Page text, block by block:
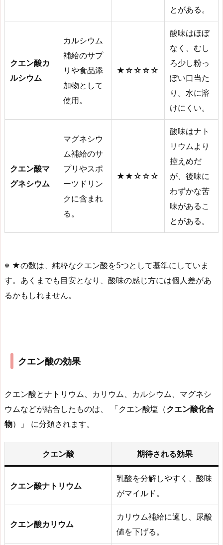
とがある。
クエン酸カ
ルシウム
カルシウム
補給のサプ
リや食品添
加物として
使用。
★☆☆☆☆
酸味はほぼ
なく、むし
ろ少し粉っ
ぽい口当た
り。水に溶
けにくい。
クエン酸マ
グネシウム
マグネシウ
ム補給のサ
プリやスポ
ーツドリン
クに含まれ
る。
★★☆☆☆
酸味はナト
リウムより
控えめだ
が、後味に
わずかな苦
味があるこ
とがある。
※ ★の数は、純粋なクエン酸を5つとして基準にしていま
す。あくまでも目安となり、酸味の感じ方には個人差があ
るかもしれません。
クエン酸の効果
クエン酸とナトリウム、カリウム、カルシウム、マグネシ
ウムなどが結合したものは、 「クエン酸塩（クエン酸化合
物）」 に分類されます。
クエン酸 期待される効果
クエン酸ナトリウム
乳酸を分解しやすく、酸味
がマイルド。
クエン酸カリウム
カリウム補給に適し、尿酸
値を下げる。